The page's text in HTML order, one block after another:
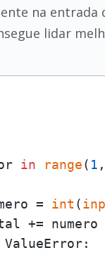
na entrada
lidar
in range( 1
=
int (
+= numero
ValueError: